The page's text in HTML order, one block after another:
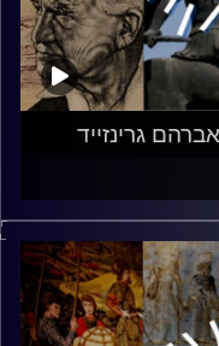
גרינזייד
כנגד האויב
עם יו״ר ברית
אברהם יספר את
עליו ועל